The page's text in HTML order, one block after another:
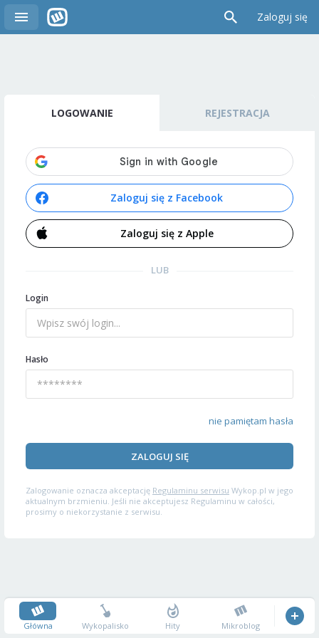
Zaloguj się
LOGOWANIE REJESTRACJA
Zaloguj się z Facebook
Zaloguj się z Apple
LUB
Login
Hasło
nie pamiętam hasła
ZALOGUJ SIĘ
Zalogowanie oznacza akceptację Regulaminu serwisu Wykop.pl w jego
aktualnym brzmieniu. Jeśli nie akceptujesz Regulaminu w całości,
prosimy o niekorzystanie z serwisu.
Główna Wykopalisko Hity Mikroblog